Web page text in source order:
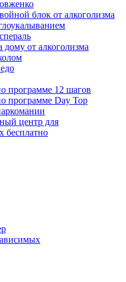
блок от алкоголизма
от алкоголизма
программе 12 шагов
программе Day Top
центр для
бесплатно